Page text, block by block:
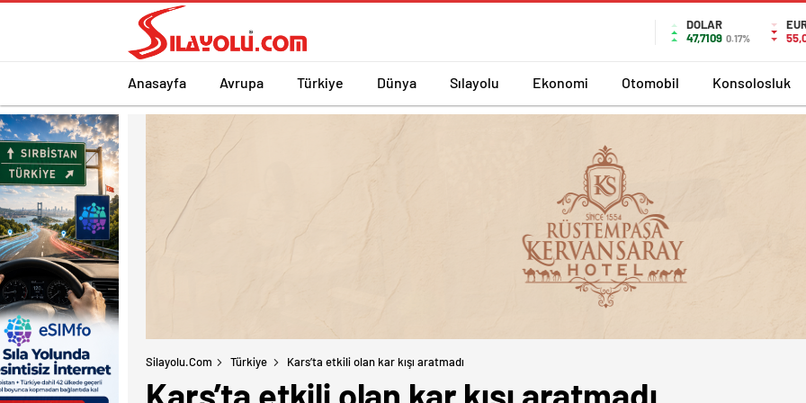
DOLAR
47,7109 0.17%
Anasayfa Avrupa Türkiye Dünya Sılayolu Ekonomi Otomobil Konsolosluk
Silayolu.com Türkiye Kars’ta etkili olan kar kışı aratmadı